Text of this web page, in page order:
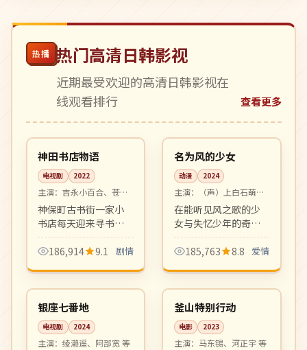
热播 热门高清日韩影视
近期最受欢迎的高清日韩影视在
线观看排行
查看更多
日本
完结 10:32
神田书店物语
电视剧 2022
主演： 吉永小百合、苍井
优 等
神保町古书街一家小
书店每天迎来寻书的
客人，每本旧书都牵
起一段记忆。文艺日
品。
186,914 9.1 剧情
日本
4K 99:01
名为风的少女
动漫 2024
主演：
（声）上白石萌
音、神木隆之介 等
在能听见风之歌的少
女与失忆少年的奇幻
邂逅。新海诚最新力
作，画面与音乐震
影的现象级佳作。
185,763 8.8 爱情
日本
热播 04:15
银座七番地
电视剧 2024
主演： 绫濑遥、阿部宽 等
韩国
院线 99:34
釜山特别行动
电影 2023
主演： 马东锡、河正宇 等